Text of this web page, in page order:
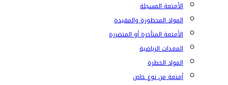
الأمتعة المسجلة
المواد المحظورة والمقيدة
الأمتعة المتأخرة أو المتضررة
المعدات الرياضية
المواد الخطرة
أمتعة من نوع خاص